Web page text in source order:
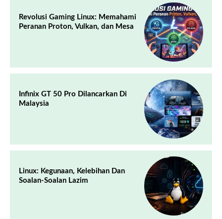
Revolusi Gaming Linux: Memahami
Peranan Proton, Vulkan, dan Mesa
Infinix GT 50 Pro Dilancarkan Di
Malaysia
Linux: Kegunaan, Kelebihan Dan
Soalan-Soalan Lazim